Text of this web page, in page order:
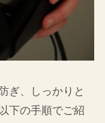
ぎ、しっかりと
下の手順でご紹